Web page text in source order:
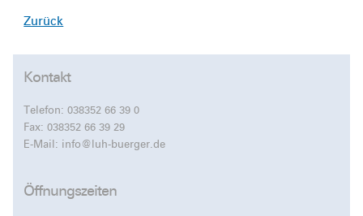
Zurück
Kontakt
Telefon:038352 66 39 0
Fax: 038352 66 39 29
E-Mail: info@luh-buerger.de
Öffnungszeiten